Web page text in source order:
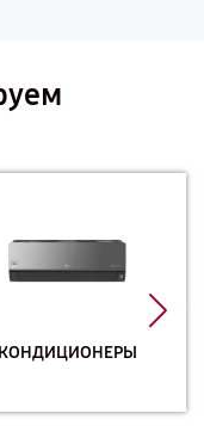
КОНДИЦИОНЕРЫ